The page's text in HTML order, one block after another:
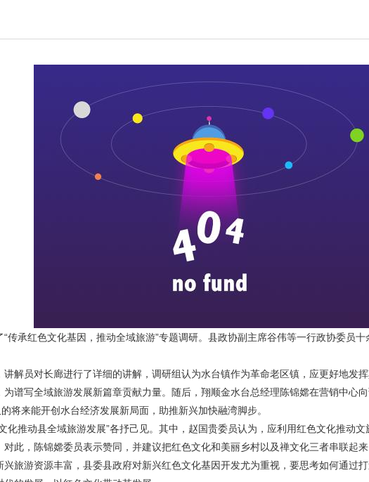
承红色文化基因，推动全域旅游”专题调研。县政协副主席谷伟等一行政协委员
员对长廊进行了详细的讲解，调研组认为水台镇作为革命老区镇，应更好地发
谱写全域旅游发展新篇章贡献力量。随后，翔顺金水台总经理陈锦嫦在营销中心
将来能开创水台经济发展新局面，助推新兴加快融湾脚步。
推动县全域旅游发展”各抒己见。其中，赵国贵委员认为，应利用红色文化推动
此，陈锦嫦委员表示赞同，并建议把红色文化和美丽乡村以及禅文化三者串联起
游资源丰富，县委县政府对新兴红色文化基因开发尤为重视，要思考如何通过